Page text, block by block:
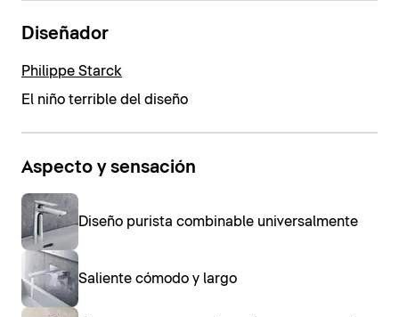
Diseñador
Philippe Starck
El niño terrible del diseño
Aspecto y sensación
Diseño purista combinable universalmente
Saliente cómodo y largo